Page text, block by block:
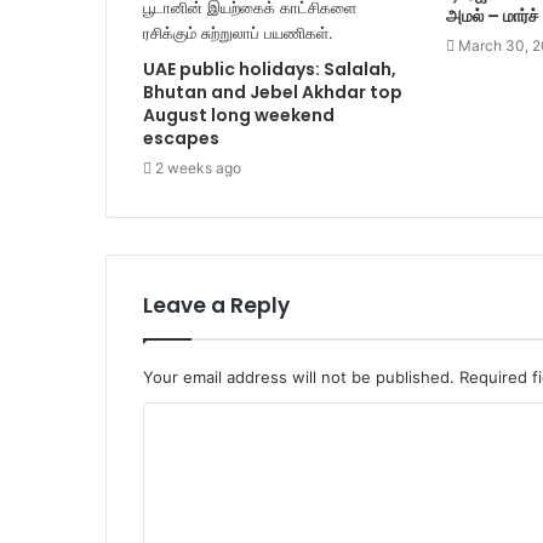
UAE public holidays: Salalah,
Bhutan and Jebel Akhdar top
August long weekend
escapes
2 weeks ago
அமல் – மார்ச்
March 30,
Leave a Reply
Your email address will not be published. Required